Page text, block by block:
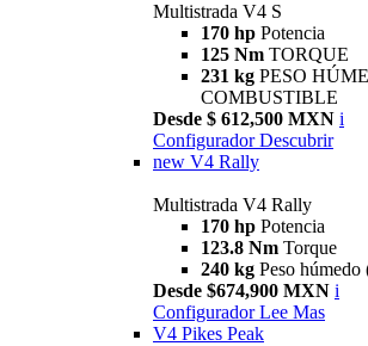
Multistrada V4 S
170 hp Potencia
125 Nm TORQUE
231 kg PESO
COMBUSTIBLE
Desde $ 612,500 MXN i
Configurador Descubrir
new V4 Rally
Multistrada V4 Rally
170 hp Potencia
123.8 Nm Torque
240 kg Peso
Desde $674,900 MXN i
Configurador Lee Mas
V4 Pikes Peak